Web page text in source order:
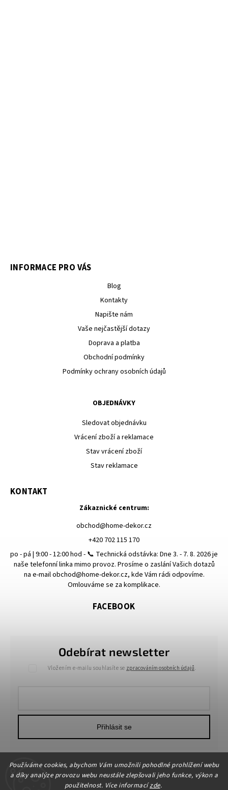
Používáme cookies, abychom Vám umožnili pohodlné prohlížení webu
a díky analýze provozu webu neustále zlepšovali jeho funkce, výkon a
použitelnost. Více informacízde.
INFORMACE PRO VÁS
Blog
Kontakty
Napište nám
Vaše nejčastější dotazy
Doprava a platba
Obchodní podmínky
Podmínky ochrany osobních údajů
OBJEDNÁVKY
Sledovat objednávku
Vrácení zboží a reklamace
Stav vrácení zboží
Stav reklamace
Odebírat newsletter
Vložením e-mailu souhlasíte se zpracováním osobních údajů.
Přihlásit se
KONTAKT
Zákaznické centrum:
obchod@home-dekor.cz
+420 702 115 170
po - pá | 9:00 - 12:00 hod - 📞 Technická odstávka: Dne 3. - 7. 8. 2026 je
naše telefonní linka mimo provoz. Prosíme o zaslání Vašich dotazů
na e-mail obchod@home-dekor.cz, kde Vám rádi odpovíme.
Omlouváme se za komplikace.
FACEBOOK